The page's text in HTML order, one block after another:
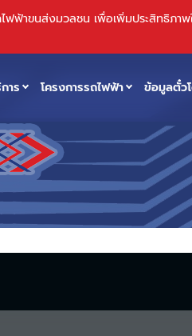
ฟฟ้าขนส่งมวลชน เพื่อเพิ่มประสิทธิภา
าร โครงการรถไฟฟ้า ข้อมูลตั๋ว